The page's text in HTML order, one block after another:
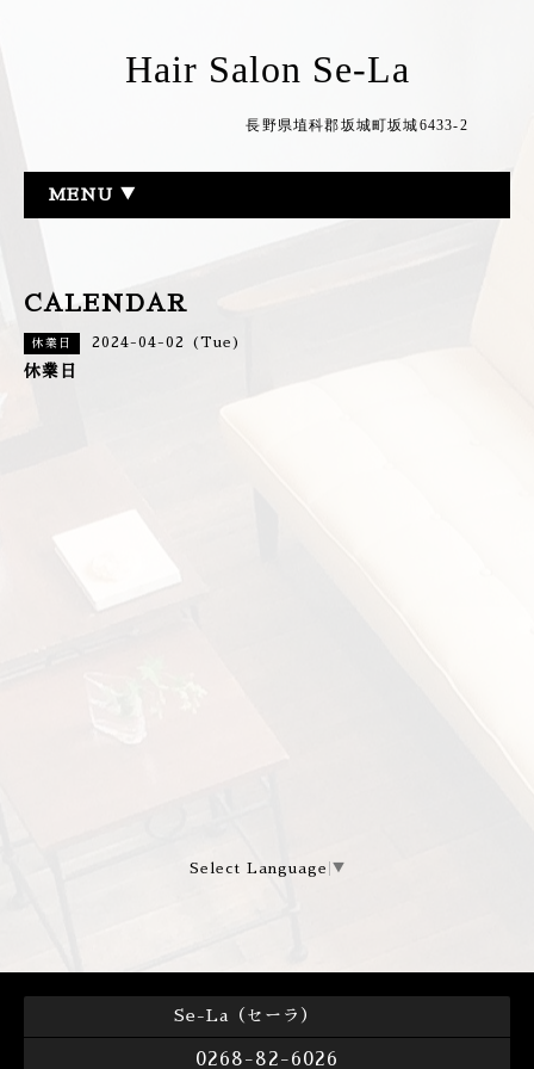
Hair Salon Se-La
長野県埴科郡坂城町坂城6433-2
MENU ▼
CALENDAR
休業日 2024-04-02 (Tue)
休業日
Select Language ▼
Se-La（セーラ）
0268-82-6026